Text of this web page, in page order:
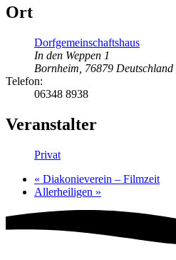
Ort
Dorfgemeinschaftshaus
In den Weppen 1
Bornheim 76879 Deutschland
Telefon:
06348 8938
Veranstalter
Privat
« Diakonieverein – Filmzeit
Aller­heiligen »